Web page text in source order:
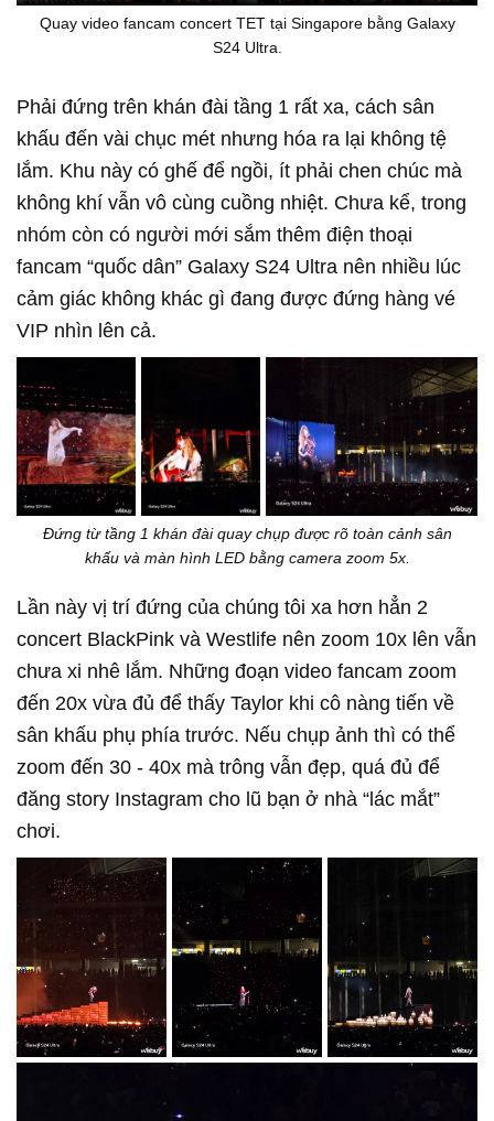
Quay video fancam concert TET tại Singapore bằng Galaxy
S24 Ultra.
Phải đứng trên khán đài tầng 1 rất xa, cách sân
khấu đến vài chục mét nhưng hóa ra lại không tệ
lắm. Khu này có ghế để ngồi, ít phải chen chúc mà
không khí vẫn vô cùng cuồng nhiệt. Chưa kể, trong
nhóm còn có người mới sắm thêm điện thoại
fancam “quốc dân” Galaxy S24 Ultra nên nhiều lúc
cảm giác không khác gì đang được đứng hàng vé
VIP nhìn lên cả.
Đứng từ tầng 1 khán đài quay chụp được rõ toàn cảnh sân
khấu và màn hình LED bằng camera zoom 5x.
Lần này vị trí đứng của chúng tôi xa hơn hẳn 2
concert BlackPink và Westlife nên zoom 10x lên vẫn
chưa xi nhê lắm. Những đoạn video fancam zoom
đến 20x vừa đủ để thấy Taylor khi cô nàng tiến về
sân khấu phụ phía trước. Nếu chụp ảnh thì có thể
zoom đến 30 - 40x mà trông vẫn đẹp, quá đủ để
đăng story Instagram cho lũ bạn ở nhà “lác mắt”
chơi.